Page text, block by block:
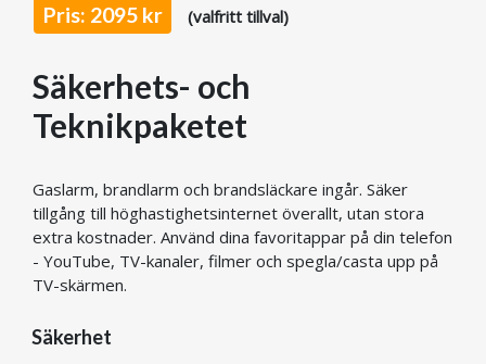
Pris: 2095 kr (valfritt tillval)
Säkerhets- och
Teknikpaketet
Gaslarm, brandlarm och brandsläckare ingår. Säker
tillgång till höghastighetsinternet överallt, utan stora
extra kostnader. Använd dina favoritappar på din telefon
- YouTube, TV-kanaler, filmer och spegla/casta upp på
TV-skärmen.
Säkerhet